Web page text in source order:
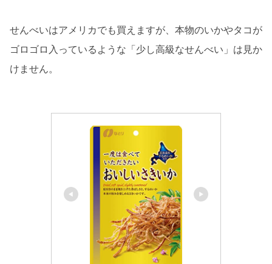
せんべいはアメリカでも買えますが、本物のいかやタコが
ゴロゴロ入っているような「少し高級なせんべい」は見か
けません。